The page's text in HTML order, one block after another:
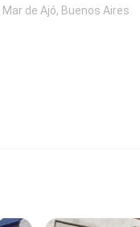
Mar de Ajó, Buenos Aires